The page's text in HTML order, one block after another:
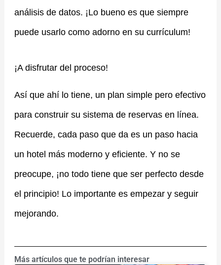
análisis de datos. ¡Lo bueno es que siempre
puede usarlo como adorno en su currículum!
¡A disfrutar del proceso!
Así que ahí lo tiene, un plan simple pero efectivo
para construir su sistema de reservas en línea.
Recuerde, cada paso que da es un paso hacia
un hotel más moderno y eficiente. Y no se
preocupe, ¡no todo tiene que ser perfecto desde
el principio! Lo importante es empezar y seguir
mejorando.
Más artículos que te podrían interesar